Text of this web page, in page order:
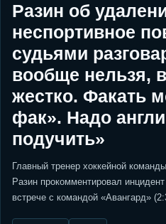
Разин об
неспортивное
судьями
вообще нельзя,
жестко. Факать
фак». Надо
подучить»
Главный тренер хоккейной
Разин прокомментировал
встрече с командой «Авангард»